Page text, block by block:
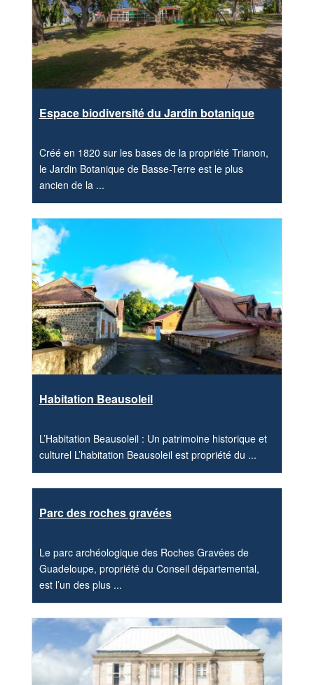
Espace biodiversité du Jardin botanique
Créé en 1820 sur les bases de la propriété Trianon,
le Jardin Botanique de Basse-Terre est le plus
ancien de la ...
Habitation Beausoleil
L’Habitation Beausoleil : Un patrimoine historique et
culturel L’habitation Beausoleil est propriété du ...
Parc des roches gravées
Le parc archéologique des Roches Gravées de
Guadeloupe, propriété du Conseil départemental,
est l’un des plus ...